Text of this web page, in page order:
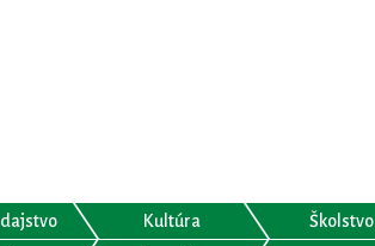
Kultúra Školstvo